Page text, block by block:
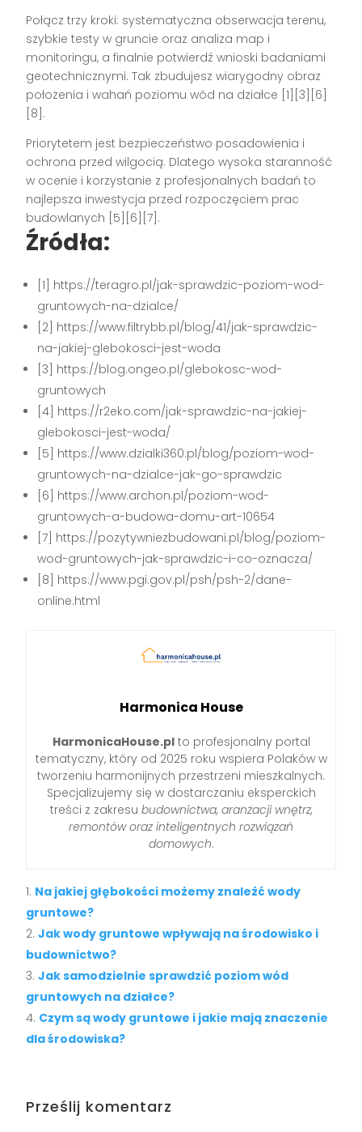
Połącz trzy kroki: systematyczna obserwacja terenu,
szybkie testy w gruncie oraz analiza map i
monitoringu, a finalnie potwierdź wnioski badaniami
geotechnicznymi. Tak zbudujesz wiarygodny obraz
położenia i wahań poziomu wód na działce [1][3][6]
[8].
Priorytetem jest bezpieczeństwo posadowienia i
ochrona przed wilgocią. Dlatego wysoka staranność
w ocenie i korzystanie z profesjonalnych badań to
najlepsza inwestycja przed rozpoczęciem prac
budowlanych [5][6][7].
Źródła:
[1] https://teragro.pl/jak-sprawdzic-poziom-wod-
gruntowych-na-dzialce/
[2] https://www.filtrybb.pl/blog/41/jak-sprawdzic-
na-jakiej-glebokosci-jest-woda
[3] https://blog.ongeo.pl/glebokosc-wod-
gruntowych
[4] https://r2eko.com/jak-sprawdzic-na-jakiej-
glebokosci-jest-woda/
[5] https://www.dzialki360.pl/blog/poziom-wod-
gruntowych-na-dzialce-jak-go-sprawdzic
[6] https://www.archon.pl/poziom-wod-
gruntowych-a-budowa-domu-art-10654
[7] https://pozytywniezbudowani.pl/blog/poziom-
wod-gruntowych-jak-sprawdzic-i-co-oznacza/
[8] https://www.pgi.gov.pl/psh/psh-2/dane-
online.html
Harmonica House
HarmonicaHouse.plto profesjonalny portal
tematyczny, który od 2025 roku wspiera Polaków w
tworzeniu harmonijnych przestrzeni mieszkalnych.
Specjalizujemy się w dostarczaniu eksperckich
treści z zakresu budownictwa, aranżacji wnętrz,
remontów oraz inteligentnych rozwiązań
domowych.
Na jakiej głębokości możemy znaleźć wody
gruntowe?
Jak wody gruntowe wpływają na środowisko i
budownictwo?
Jak samodzielnie sprawdzić poziom wód
gruntowych na działce?
Czym są wody gruntowe i jakie mają znaczenie
dla środowiska?
Prześlij komentarz